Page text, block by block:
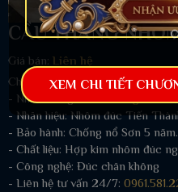
CẦU THANG
Giá bán: Liên hệ
Chi tiết sản phẩm
- Nhóm hàng:
- Nhãn hiệu: Nhôm đúc Tiến
- Bảo hành: Chống nổ Sơn 5 năm.
- Chất liệu: Hợp kim nhôm đúc
- Công nghệ: Đúc chân không
- Liên hệ tư vấn 24/7:
XEM CHI TIẾT